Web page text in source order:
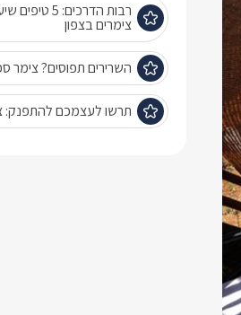
רבות
צימרים בצפון
השרירים תפוסים? צימר
תרשו לעצמכם להתפנק: